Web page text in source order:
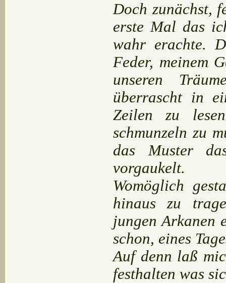
Doch zunächst,
erste Mal das
wahr erachte.
Feder, meinem
unseren
überrascht in
Zeilen zu
schmunzeln zu
das Muster
vorgaukelt.
Womöglich
hinaus zu
jungen Arkanen
schon, eines
Auf denn laß
festhalten was